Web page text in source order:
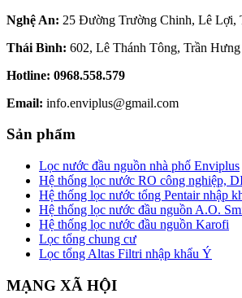
Nghệ An: 25 Đường Trường Chinh, Lê Lợi,
Thái Bình: 602, Lê Thánh Tông, Trần
Hotline: 0968.558.579
Email: info.enviplus@gmail.com
Sản phẩm
Lọc nước đầu nguồn nhà phố Enviplus
Hệ thống lọc nước RO công nghiệp,
Hệ thống lọc nước tổng Pentair nhập
Hệ thống lọc nước đầu nguồn A.O.
Hệ thống lọc nước đầu nguồn Karofi
Lọc tổng chung cư
Lọc tổng Altas Filtri nhập khẩu Ý
MẠNG XÃ HỘI